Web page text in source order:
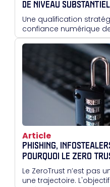
DE NIVEAU
Une qualification
confiance numérique
Article
PHISHING,
POURQUOI LE ZERO
POUR BEAUCOUP
Le ZeroTrust n’est pas
une trajectoire.